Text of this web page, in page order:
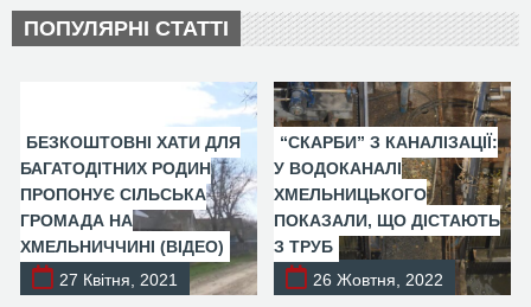
ПОПУЛЯРНІ СТАТТІ
БЕЗКОШТОВНІ ХАТИ ДЛЯ
БАГАТОДІТНИХ РОДИН
ПРОПОНУЄ СІЛЬСЬКА
ГРОМАДА НА
ХМЕЛЬНИЧЧИНІ (ВІДЕО)
27 Квітня, 2021
“СКАРБИ” З КАНАЛІЗАЦІЇ:
У ВОДОКАНАЛІ
ХМЕЛЬНИЦЬКОГО
ПОКАЗАЛИ, ЩО ДІСТАЮТЬ
З ТРУБ
26 Жовтня, 2022